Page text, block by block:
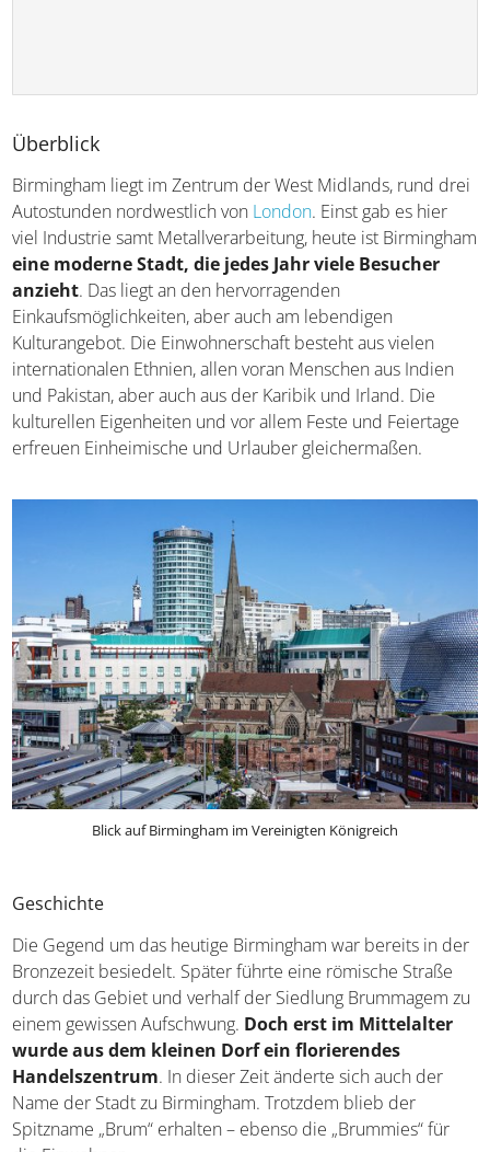
Überblick
Birmingham liegt im Zentrum der West Midlands, rund
drei Autostunden nordwestlich vonLondon. Einst gab es
hier viel Industrie samt Metallverarbeitung, heute ist
Birminghameine moderne Stadt, die jedes Jahr viele
Besucher anzieht. Das liegt an den hervorragenden
Einkaufsmöglichkeiten, aber auch am lebendigen
Kulturangebot. Die Einwohnerschaft besteht aus vielen
internationalen Ethnien, allen voran Menschen aus Indien
und Pakistan, aber auch aus der Karibik und Irland. Die
kulturellen Eigenheiten und vor allem Feste und Feiertage
erfreuen Einheimische und Urlauber gleichermaßen.
Geschichte
Die Gegend um das heutige Birmingham war bereits in
der Bronzezeit besiedelt. Später führte eine römische
Straße durch das Gebiet und verhalf der Siedlung
Brummagem zu einem gewissen Aufschwung.Doch erst
im Mittelalter wurde aus dem kleinen Dorf ein
florierendes Handelszentrum . In dieser Zeit änderte
sich auch der Name der Stadt zu Birmingham. Trotzdem
blieb der Spitzname „Brum“ erhalten – ebenso die
„Brummies“ für die Einwohner.